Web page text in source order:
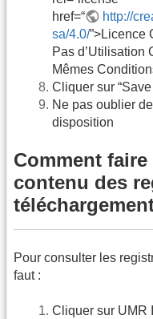
href=“
http://
sa/4.0/”>Licence
Pas d’Utilisation
Mêmes
Cliquer sur
Ne pas oublier
disposition
Comment
contenu des
Pour consulter les
faut :
Cliquer sur UMR